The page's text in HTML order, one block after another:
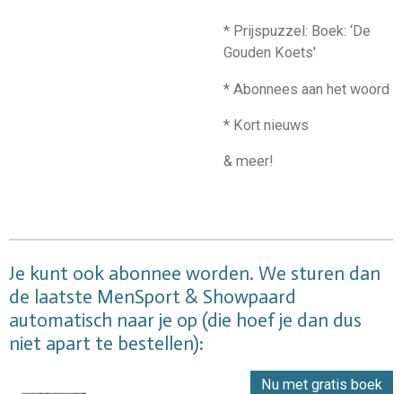
* Prijspuzzel: Boek: ‘De
Gouden Koets'
* Abonnees aan het woord
* Kort nieuws
& meer!
Je kunt ook abonnee worden. We sturen dan
de laatste MenSport & Showpaard
automatisch naar je op (die hoef je dan dus
niet apart te bestellen):
Nu met gratis boek